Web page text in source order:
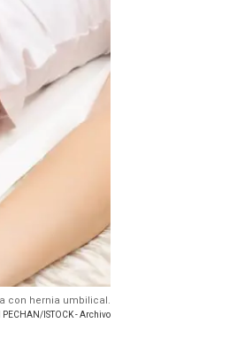
con hernia umbilical.
ISTOCK - Archivo